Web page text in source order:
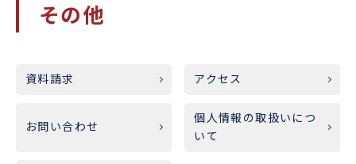
その他
資料請求 アクセス
お問い合わせ
個人情報の取扱いにつ
いて